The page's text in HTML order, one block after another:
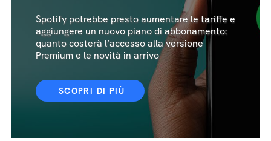
Spotify potrebbe presto aumentare le tariffe e
aggiungere un nuovo piano di abbonamento:
quanto costerà l’accesso alla versione
Premium e le novità in arrivo
SCOPRI DI PIÙ